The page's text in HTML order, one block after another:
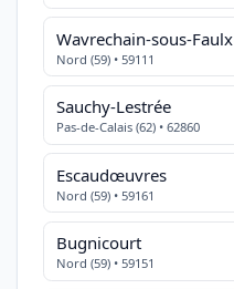
Wavrechain-sous-Faulx
Nord (59) • 59111
Sauchy-Lestrée
Pas-de-Calais (62) • 62860
Escaudœuvres
Nord (59) • 59161
Bugnicourt
Nord (59) • 59151